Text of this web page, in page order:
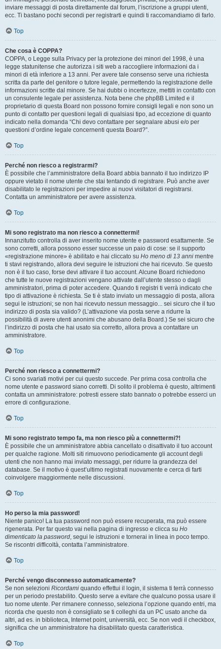
inviare messaggi di posta direttamente dal forum, l’iscrizione a gruppi utenti,
ecc. Ti bastano pochi secondi per registrarti e quindi ti raccomandiamo di farlo.
Top
Che cosa è COPPA?
COPPA, o Legge sulla Privacy per la protezione dei minori del 1998, è una
legge statunitense che autorizza i siti web a raccogliere informazioni da i
minori di età inferiore a 13 anni. Per avere tale consenso serve una richiesta
scritta da parte del genitore o tutore legale, permettendo la registrazione delle
informazioni scritte dal minore. Se hai dubbi o incertezze, mettiti in contatto con
un consulente legale per assistenza. Nota bene che phpBB Limited e il
proprietario di questa Board non possono fornire consigli legali e non sono un
punto di contatto per questioni legali di qualsiasi tipo, ad eccezione di quanto
indicato nella domanda “Chi devo contattare per segnalare abusi e/o per
questioni d’ordine legale concernenti questa Board?”.
Top
Perché non riesco a registrarmi?
È possibile che l’amministratore della Board abbia bannato il tuo indirizzo IP
oppure vietato il nome utente che stai tentando di registrare. Può anche aver
disabilitato le registrazioni per impedire ai nuovi visitatori di registrarsi.
Contatta un amministratore per avere assistenza.
Top
Mi sono registrato ma non riesco a connettermi!
Innanzitutto controlla di aver inserito nome utente e password esattamente. Se
sono corretti, allora possono esser successe un paio di cose: se il supporto
«registrazione minore» è abilitato e hai cliccato su Ho meno di 13 anni mentre
ti stavi registrando, allora devi seguire le istruzioni che hai ricevuto. Se questo
non è il tuo caso, forse devi attivare il tuo account. Alcune Board richiedono
che tutte le nuove registrazioni vengano attivate dall’utente stesso o dagli
amministratori, prima di poter accedere. Quando ti registri ti verrà indicato che
tipo di attivazione è richiesta. Se ti è stato inviato un messaggio di posta, allora
segui le istruzioni; se non hai ricevuto nessun messaggio... sei sicuro che il tuo
indirizzo di posta sia valido? (L’attivazione via posta serve a ridurre la
possibilità di avere utenti anonimi che abusano della Board.) Se sei sicuro che
l’indirizzo di posta che hai usato sia corretto, allora prova a contattare un
amministratore.
Top
Perché non riesco a connettermi?
Ci sono svariati motivi per cui questo succede. Per prima cosa controlla che
nome utente e password siano corretti. Di solito il problema è questo, altrimenti
contatta un amministratore: potresti essere stato bannato o potrebbe esserci un
errore di configurazione.
Top
Mi sono registrato tempo fa, ma non riesco più a connettermi?!
È possibile che un amministratore abbia cancellato o disattivato il tuo account
per qualche ragione. Molti siti rimuovono periodicamente gli account degli
utenti che non hanno mai inviato messaggi, per ridurre la grandezza del
database. Se il motivo è quest’ultimo registrati nuovamente e cerca di farti
coinvolgere maggiormente nelle discussioni.
Top
Ho perso la mia password!
Niente panico! La tua password non può essere recuperata, ma può essere
rigenerata. Per far questo vai nella pagina di ingresso e clicca su Ho
dimenticato la password , segui le istruzioni e tornerai in linea in poco tempo.
Se riscontri difficoltà, contatta l’amministratore.
Top
Perché vengo disconnesso automaticamente?
Se non selezioni Ricordami quando effettui il login, il sistema ti terrà connesso
per un periodo prestabilito. Questo serve a evitare che qualcuno possa usare il
tuo nome utente. Per rimanere connesso, seleziona l’opzione quando entri, ma
ricorda che questo non è consigliato se ti colleghi da un PC usato anche da
altri, ad es. in biblioteca, Internet point, università, ecc. Se non vedi il checkbox,
significa che un amministratore ha disabilitato questa caratteristica.
Top